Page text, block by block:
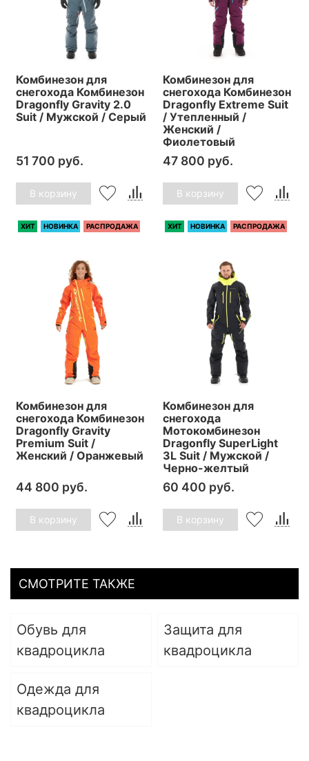
Комбинезон для
снегохода Комбинезон
Dragonfly Gravity 2.0
Suit / Мужской / Серый
51 700 руб.
В корзину
Комбинезон для
снегохода Комбинезон
Dragonfly Extreme Suit
/ Утепленный /
Женский /
Фиолетовый
47 800 руб.
В корзину
ХИТ НОВИНКА РАСПРОДАЖА
Комбинезон для
снегохода Комбинезон
Dragonfly Gravity
Premium Suit /
Женский / Оранжевый
44 800 руб.
В корзину
ХИТ НОВИНКА РАСПРОДАЖА
Комбинезон для
снегохода
Мотокомбинезон
Dragonfly SuperLight
3L Suit / Мужской /
Черно-желтый
60 400 руб.
В корзину
СМОТРИТЕ ТАКЖЕ
Обувь для
квадроцикла
Защита для
квадроцикла
Одежда для
квадроцикла